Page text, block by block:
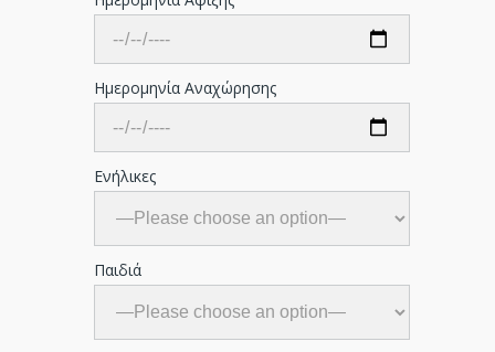
Ημερομηνία Αναχώρησης
Ενήλικες
Παιδιά